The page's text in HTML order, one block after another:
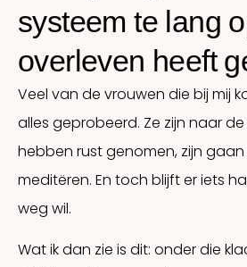
systeem te lang
overleven heeft
Veel van de vrouwen die bij mij
alles geprobeerd. Ze zijn naar
hebben rust genomen, zijn
meditëren. En toch blijft er iets
weg wil.
Wat ik dan zie is dit: onder die